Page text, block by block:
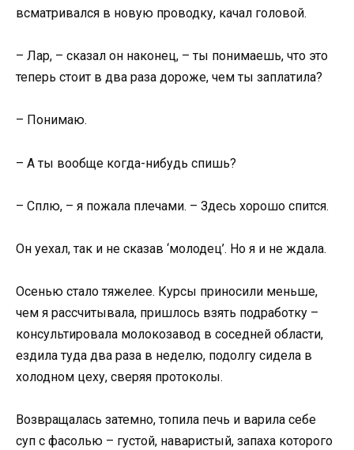
всматривался в новую проводку, качал головой.
– Лар, – сказал он наконец, – ты понимаешь, что это
теперь стоит в два раза дороже, чем ты заплатила?
– Понимаю.
– А ты вообще когда-нибудь спишь?
– Сплю, – я пожала плечами. – Здесь хорошо спится.
Он уехал, так и не сказав ‘молодец’. Но я и не ждала.
Осенью стало тяжелее. Курсы приносили меньше,
чем я рассчитывала, пришлось взять подработку –
консультировала молокозавод в соседней области,
ездила туда два раза в неделю, подолгу сидела в
холодном цеху, сверяя протоколы.
Возвращалась затемно, топила печь и варила себе
суп с фасолью – густой, наваристый, запаха которого